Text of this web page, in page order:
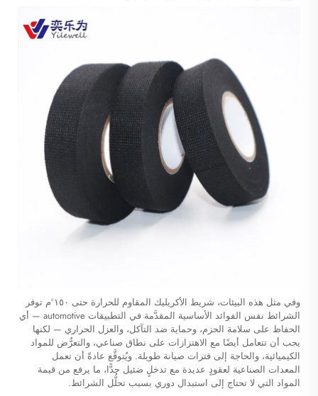
وفي مثل هذه البيئات، شريط الأكريليك المقاوم للحرارة حتى ١٥٠°م
توفر
الشرائط نفس الفوائد الأساسية المقدَّمة في التطبيقات automotive — أي
الحفاظ على سلامة الحزم، وحماية ضد التآكل، والعزل الحراري — لكنها
يجب أن تتعامل أيضًا مع الاهتزازات على نطاق صناعي، والتعرُّض للمواد
الكيميائية، والحاجة إلى فترات صيانة طويلة. ويُتوقَّع عادةً أن تعمل
المعدات الصناعية لعقودٍ عديدة مع تدخلٍ ضئيل جدًّا، ما يرفع من قيمة
المواد التي لا تحتاج إلى استبدال دوري بسبب تحلُّل الشرائط.